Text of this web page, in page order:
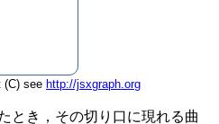
(C) see http://jsxgraph.org
とき，その切り口に現れる曲